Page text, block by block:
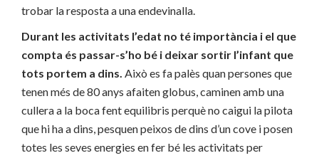
trobar la resposta a una endevinalla.
Durant les activitats l’edat no té importància i el que
compta és passar-s’ho bé i deixar sortir l’infant que
tots portem a dins. Això es fa palès quan persones que
tenen més de 80 anys afaiten globus, caminen amb una
cullera a la boca fent equilibris perquè no caigui la pilota
que hi ha a dins, pesquen peixos de dins d’un cove i posen
totes les seves energies en fer bé les activitats per